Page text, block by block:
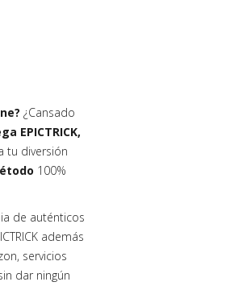
¿Cansado
EPICTRICK,
tu diversión
100%
de auténticos
además
servicios
dar ningún